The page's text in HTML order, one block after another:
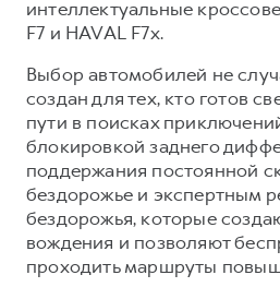
от 3 449 000 ₽
Для малого бизнеса
Корпоративным клиентам
Крупным корпоративным
Система управления
Сервис для корпоративных
HAVAL Лизинг
АКСЕССУАРЫ HAVAL
Мобильное приложение
Программа «HAVAL
Руководства по
Подписки
АКСЕССУАРЫ HAVAL
Автомобильные аксессуары
Коллекция CITY
интеллектуальные
F7 и HAVAL F7x.
Выбор автомобилей не
создан для тех, кто готов
пути в поисках
блокировкой заднего
поддержания постоянной
бездорожье и экспертным
бездорожья, которые
вождения и позволяют
проходить маршруты